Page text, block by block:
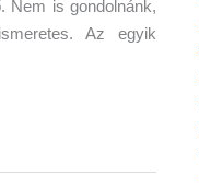
Nem is gondolnánk,
Az egyik